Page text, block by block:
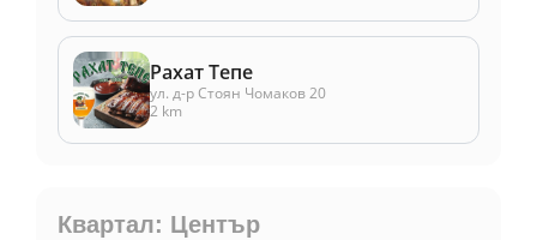
Рахат Тепе
ул. д-р Стоян Чомаков 20
2 km
Квартал: Център